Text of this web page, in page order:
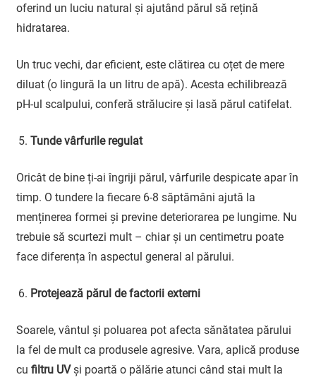
oferind un luciu natural și ajutând părul să rețină
hidratarea.
Un truc vechi, dar eficient, este clătirea cu oțet de mere
diluat (o lingură la un litru de apă). Acesta echilibrează
pH-ul scalpului, conferă strălucire și lasă părul catifelat.
Tunde vârfurile regulat
Oricât de bine ți-ai îngriji părul, vârfurile despicate apar în
timp. O tundere la fiecare 6-8 săptămâni ajută la
menținerea formei și previne deteriorarea pe lungime. Nu
trebuie să scurtezi mult – chiar și un centimetru poate
face diferența în aspectul general al părului.
Protejează părul de factorii externi
Soarele, vântul și poluarea pot afecta sănătatea părului
la fel de mult ca produsele agresive. Vara, aplică produse
cu filtru UVși poartă o pălărie atunci când stai mult la